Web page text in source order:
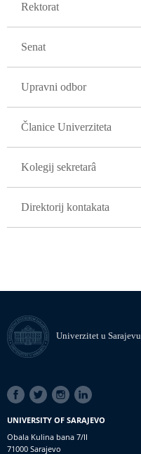
Rektorat
Senat
Upravni odbor
Članice Univerziteta
Kolegij sekretarâ
Direktorij kontakata
Univerzitet u Sarajevu
SOCIAL
LINKS
UNIVERSITY OF SARAJEVO
Obala Kulina bana 7/II
71000 Sarajevo